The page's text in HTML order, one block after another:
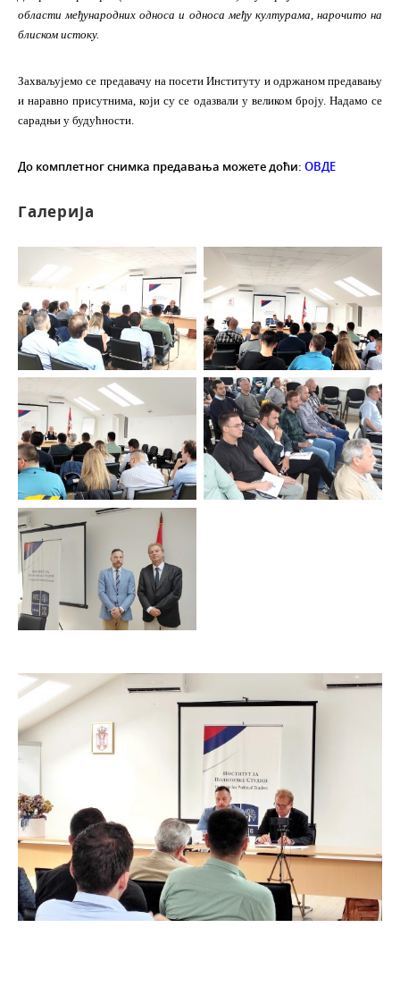
области међународних односа и односа међу културама, нарочито на
блиском истоку.
Захваљујемо се предавачу на посети Институту и одржаном предавању
и наравно присутнима, који су се одазвали у великом броју. Надамо се
сарадњи у будућности.
До комплетног снимка предавања можете доћи: ОВДЕ
Галерија